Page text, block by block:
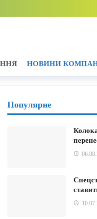
НОВИНИ
Популярне